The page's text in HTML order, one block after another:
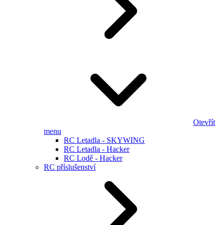
Otevřít
menu
RC Letadla - SKYWING
RC Letadla - Hacker
RC Lodě - Hacker
RC příslušenství